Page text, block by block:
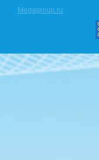
Megagroup.ru